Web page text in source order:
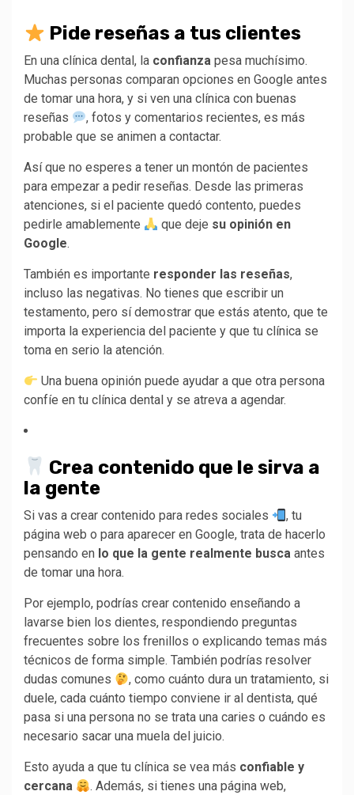
Pide reseñas a tus clientes
En una clínica dental, la confianza pesa muchísimo.
Muchas personas comparan opciones en Google antes
de tomar una hora, y si ven una clínica con buenas
reseñas
, fotos y comentarios recientes, es más
probable que se animen a contactar.
Así que no esperes a tener un montón de pacientes
para empezar a pedir reseñas. Desde las primeras
atenciones, si el paciente quedó contento, puedes
pedirle amablemente
que deje su opinión en
Google.
También es importante responder las reseñas,
incluso las negativas. No tienes que escribir un
testamento, pero sí demostrar que estás atento, que te
importa la experiencia del paciente y que tu clínica se
toma en serio la atención.
Una buena opinión puede ayudar a que otra persona
confíe en tu clínica dental y se atreva a agendar.
Crea contenido que le sirva a
la gente
Si vas a crear contenido para redes sociales
, tu
página web o para aparecer en Google, trata de hacerlo
pensando en lo que la gente realmente busca antes
de tomar una hora.
Por ejemplo, podrías crear contenido enseñando a
lavarse bien los dientes, respondiendo preguntas
frecuentes sobre los frenillos o explicando temas más
técnicos de forma simple. También podrías resolver
dudas comunes
, como cuánto dura un tratamiento, si
duele, cada cuánto tiempo conviene ir al dentista, qué
pasa si una persona no se trata una caries o cuándo es
necesario sacar una muela del juicio.
Esto ayuda a que tu clínica se vea más confiable y
cercana
. Además, si tienes una página web,